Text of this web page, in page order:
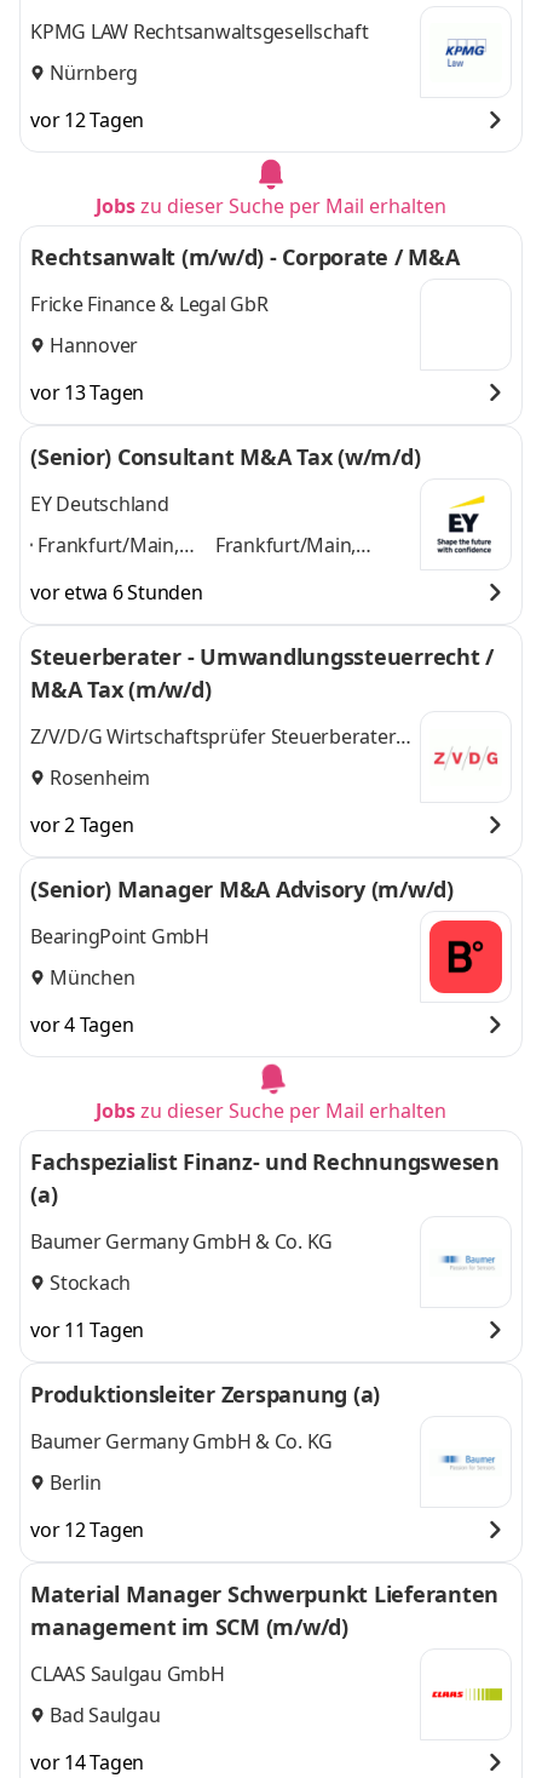
KPMG LAW Rechtsanwaltsgesellschaft
Nürnberg
vor 12 Tagen
Jobszu dieser Suche per Mail erhalten
Rechtsanwalt (m/w/d) - Corporate / M&A
Fricke Finance & Legal GbR
Hannover
vor 13 Tagen
(Senior) Consultant M&A Tax (w/m/d)
EY Deutschland
Frankfurt/Main,
Hannover, Berlin,
Dortmund, Leipzig,
Essen, Nürnberg,
Freiburg,
Frankfurt/Main,
Leipzig, Essen,
Nürnberg, Freiburg,
vor etwa 6 Stunden
Steuerberater - Umwandlungssteuerrecht /
M&A Tax (m/w/d)
Z/V/D/G Wirtschaftsprüfer Steuerberater
PartmbB Hubert & Heubusch
Rosenheim
vor 2 Tagen
(Senior) Manager M&A Advisory (m/w/d)
BearingPoint GmbH
München
vor 4 Tagen
Jobszu dieser Suche per Mail erhalten
Fachspezialist Finanz- und Rechnungswesen
(a)
Baumer Germany GmbH & Co. KG
Stockach
vor 11 Tagen
Produktionsleiter Zerspanung (a)
Baumer Germany GmbH & Co. KG
Berlin
vor 12 Tagen
Material Manager Schwerpunkt Lieferanten
management im SCM (m/w/d)
CLAAS Saulgau GmbH
Bad Saulgau
vor 14 Tagen